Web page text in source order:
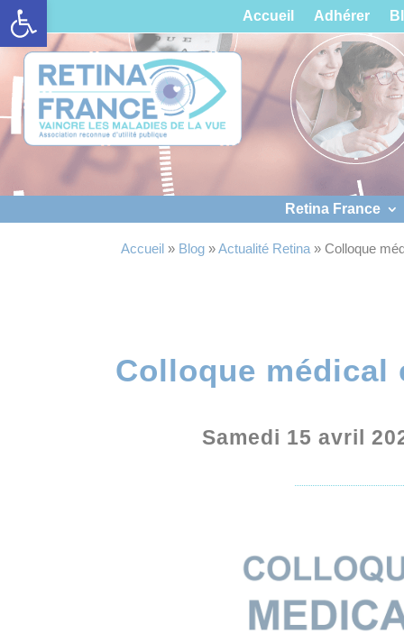
Panneau de gestion des cookies
Ouvrir la barre d’outils Accueil Adhérer
Retina France
Accueil » Blog »Actualité Retina »Colloque
Colloque médical
Samedi 15 avril